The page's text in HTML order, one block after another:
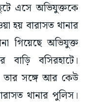
এসে অভিযুক্তকে
হয় বারাসত থানার
গিয়েছে অভিযুক্ত
বসিরহাটে।
তার সঙ্গে আর কেউ
থানার পুলিস।